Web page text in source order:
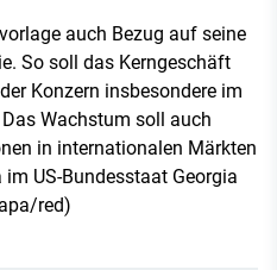
auch Bezug auf seine
So soll das Kerngeschäft
Konzern insbesondere im
Wachstum soll auch
in internationalen Märkten
US-Bundesstaat Georgia
red)